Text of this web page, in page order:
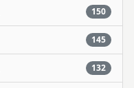
150
145
132